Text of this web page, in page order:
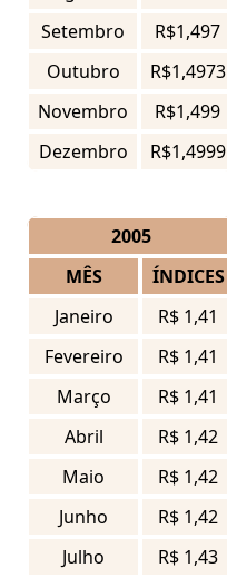
Setembro
R$1,497
Outubro
R$1,4973
Novembro
R$1,499
Dezembro
R$1,4999
2005
MÊS
ÍNDICES
Janeiro
R$ 1,41
Fevereiro
R$ 1,41
Março
R$ 1,41
Abril
R$ 1,42
Maio
R$ 1,42
Junho
R$ 1,42
Julho
R$ 1,43